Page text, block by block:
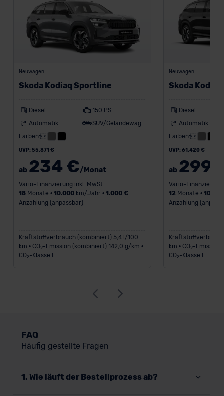
Neuwagen
Skoda Kodiaq Sportline
Diesel
150 PS
Automatik
SUV/Geländewagen
Farben:
UVP: 55.871 €
ab 234 €/Monat
Vario-Finanzierung inkl. MwSt.
18Monate • 10.000km/Jahr • 1.000 €
Anzahlung (anpassbar)
Kraftstoffverbrauch (kombiniert) 5,4 l/100
km • CO2-Emission (kombiniert) 142,0 g/km •
CO2-Klasse E
Neuwagen
Skoda
Diesel
Automatik
Farben:
UVP: 61.420 €
ab 299
Vario-Finanzierung
12 Monate • 10.000
Anzahlung
km • CO2-Emission
CO2-Klasse F
FAQ
Häufig gestellte Fragen
1. Wie läuft der Bestellprozess ab?